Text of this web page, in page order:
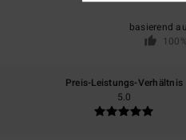
basierend
Preis-Leistungs-Verhältnis
5.0